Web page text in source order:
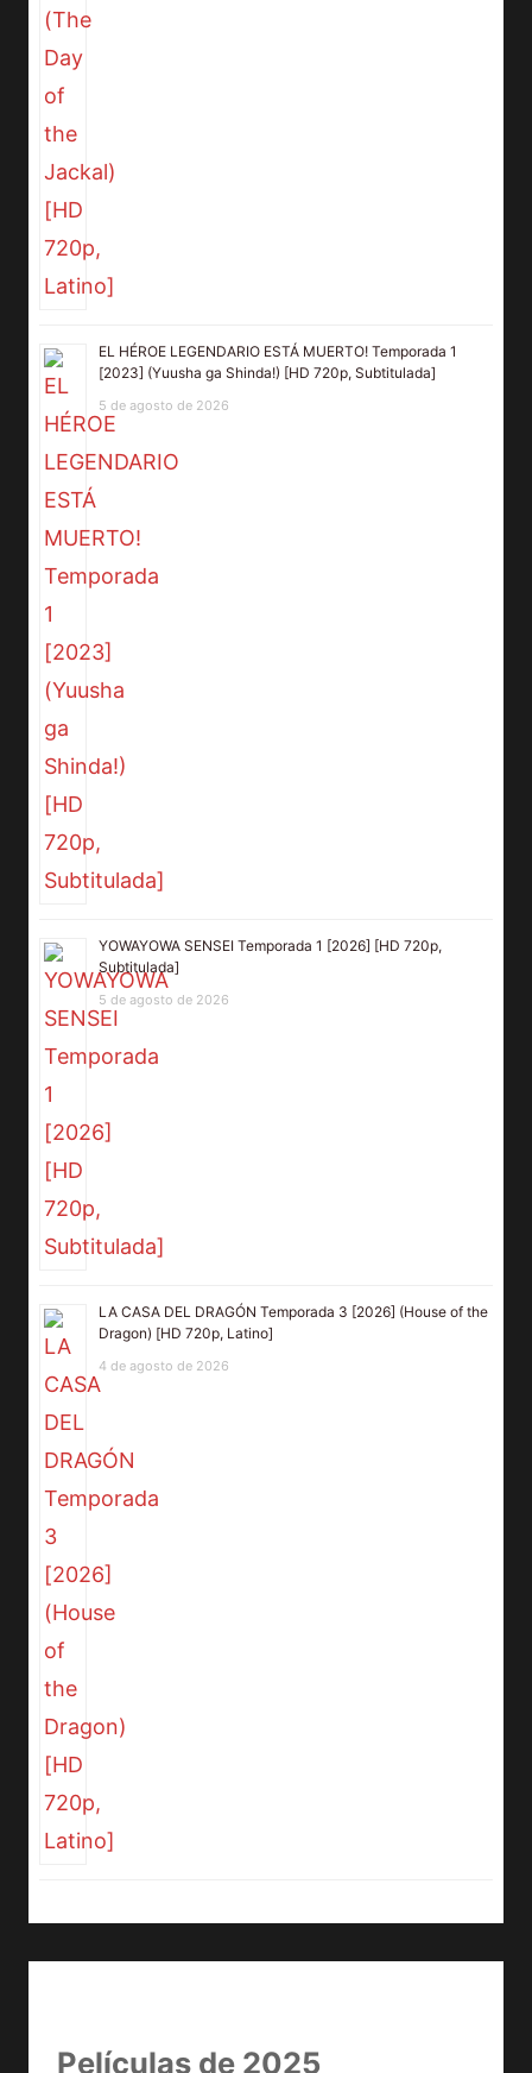
EL HÉROE LEGENDARIO ESTÁ MUERTO! Temporada 1
[2023] (Yuusha ga Shinda!) [HD 720p, Subtitulada]
5 de agosto de 2026
YOWAYOWA SENSEI Temporada 1 [2026] [HD 720p,
Subtitulada]
5 de agosto de 2026
LA CASA DEL DRAGÓN Temporada 3 [2026] (House of the
Dragon) [HD 720p, Latino]
4 de agosto de 2026
Películas de 2025